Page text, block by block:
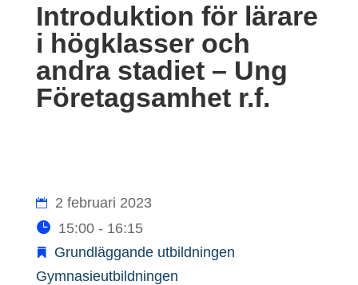
Introduktion för lärare
i högklasser och
andra stadiet – Ung
Företagsamhet r.f.
2 februari 2023
15:00 - 16:15
Grundläggande utbildningen
Gymnasieutbildningen